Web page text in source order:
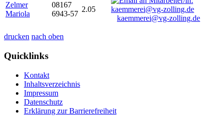
Zelmer
Mariola
08167
6943-57
2.05
kaemmerei@vg-zolling.de
drucken nach oben
Quicklinks
Kontakt
Inhaltsverzeichnis
Impressum
Datenschutz
Erklärung zur Barrierefreiheit